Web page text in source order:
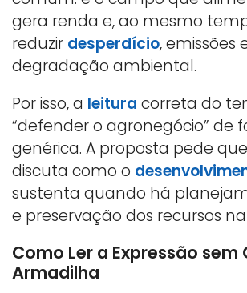
gera renda e, ao mesmo
reduzir desperdício, emissões
degradação ambiental.
Por isso, a leitura correta do
“defender o agronegócio” de
genérica. A proposta pede
discuta como o
sustenta quando há
e preservação dos recursos
Como Ler a Expressão sem
Armadilha